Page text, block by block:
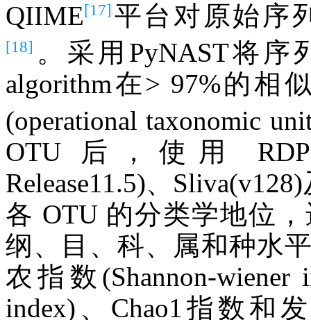
QIIME[17] 平台对原始序
[18] 。采用PyNAST将序
algorithm在> 97%的相
(operational taxonomic
OTU 后，使用
Release11.5)、
各 OTU 的分类学地位
纲、目、科、属和种水
农指数(Shannon-
index)、Chao1指数和